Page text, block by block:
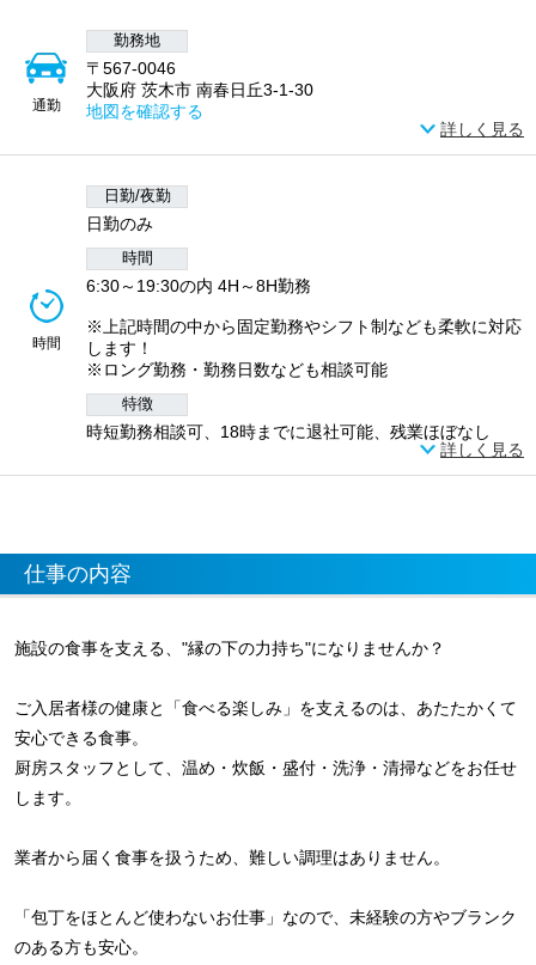
通勤
勤務地
〒567-0046
大阪府 茨木市 南春日丘3-1-30
地図を確認する
詳しく見る
時間
日勤/夜勤
日勤のみ
時間
6:30～19:30の内 4H～8H勤務
※上記時間の中から固定勤務やシフト制なども柔軟に対応
します！
※ロング勤務・勤務日数なども相談可能
特徴
時短勤務相談可、18時までに退社可能、残業ほぼなし
詳しく見る
仕事の内容
施設の食事を支える、"縁の下の力持ち"になりませんか？
ご入居者様の健康と「食べる楽しみ」を支えるのは、あたたかくて
安心できる食事。
厨房スタッフとして、温め・炊飯・盛付・洗浄・清掃などをお任せ
します。
業者から届く食事を扱うため、難しい調理はありません。
「包丁をほとんど使わないお仕事」なので、未経験の方やブランク
のある方も安心。